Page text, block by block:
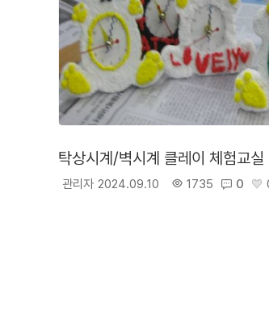
관리자 2024.09.10 1735 0